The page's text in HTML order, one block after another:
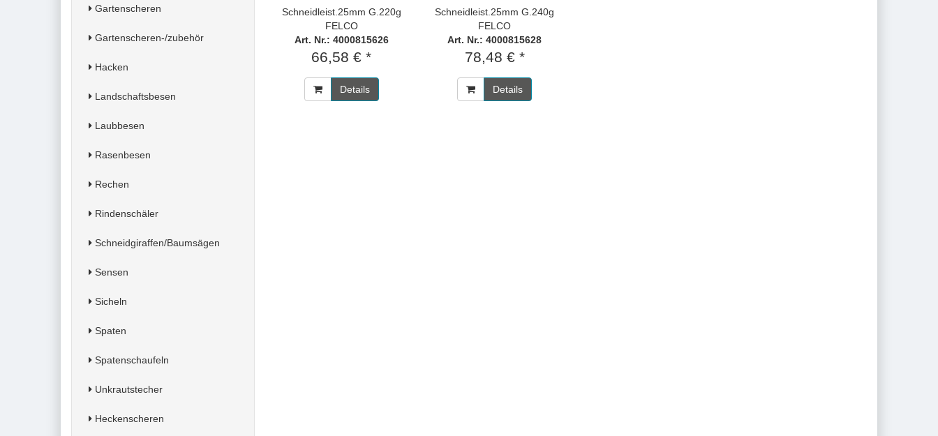
Gartenscheren
Gartenscheren-/zubehör
Hacken
Landschaftsbesen
Laubbesen
Rasenbesen
Rechen
Rindenschäler
Schneidgiraffen/Baumsägen
Sensen
Sicheln
Spaten
Spatenschaufeln
Unkrautstecher
Heckenscheren
Schneidleist.25mm G.220g
FELCO
Art. Nr.: 4000815626
66,58 € *
Details
Schneidleist.25mm G.240g
FELCO
Art. Nr.: 4000815628
78,48 € *
Details